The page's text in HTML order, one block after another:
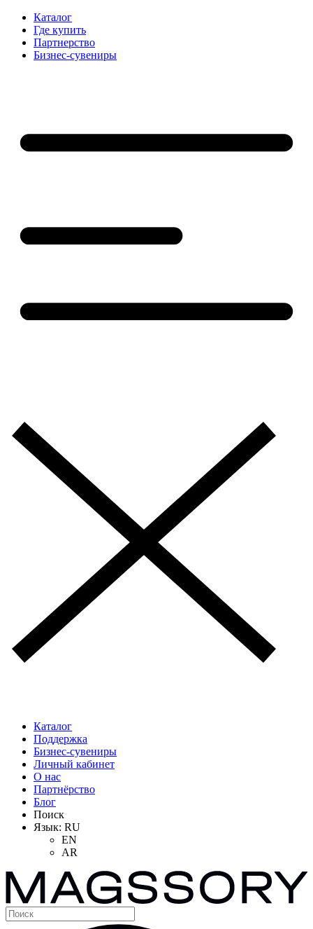
Каталог
Где купить
Партнерство
Бизнес-сувениры
Каталог
Поддержка
Бизнес-сувениры
Личный кабинет
О нас
Партнёрство
Блог
Поиск
Язык: RU
EN
AR